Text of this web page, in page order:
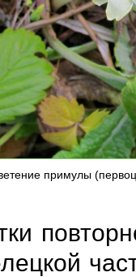
примулы